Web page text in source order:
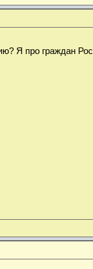
Я про граждан